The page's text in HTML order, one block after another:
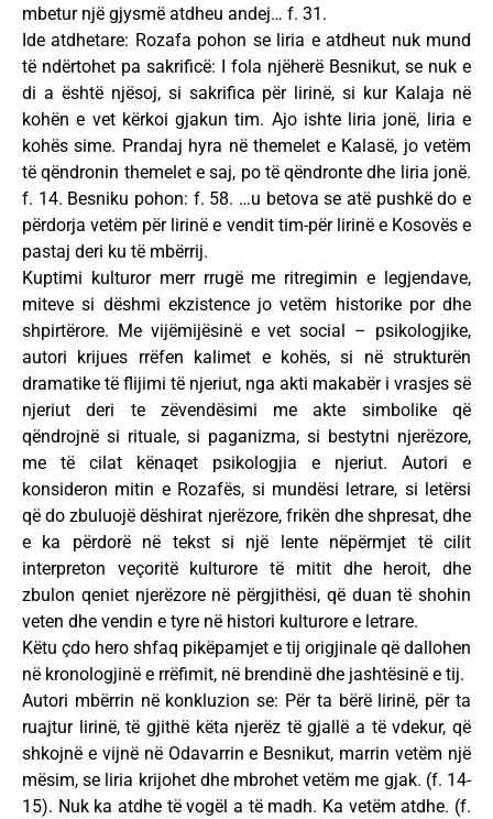
mbetur një gjysmë atdheu andej… f. 31.
Ide atdhetare: Rozafa pohon se liria e atdheut nuk mund
të ndërtohet pa sakrificë: I fola njëherë Besnikut, se nuk e
di a është njësoj, si sakrifica për lirinë, si kur Kalaja në
kohën e vet kërkoi gjakun tim. Ajo ishte liria jonë, liria e
kohës sime. Prandaj hyra në themelet e Kalasë, jo vetëm
të qëndronin themelet e saj, po të qëndronte dhe liria jonë.
f. 14. Besniku pohon: f. 58. …u betova se atë pushkë do e
përdorja vetëm për lirinë e vendit tim-për lirinë e Kosovës e
pastaj deri ku të mbërrij.
Kuptimi kulturor merr rrugë me ritregimin e legjendave,
miteve si dëshmi ekzistence jo vetëm historike por dhe
shpirtërore. Me vijëmijësinë e vet social – psikologjike,
autori krijues rrëfen kalimet e kohës, si në strukturën
dramatike të flijimi të njeriut, nga akti makabër i vrasjes së
njeriut deri te zëvendësimi me akte simbolike që
qëndrojnë si rituale, si paganizma, si bestytni njerëzore,
me të cilat kënaqet psikologjia e njeriut. Autori e
konsideron mitin e Rozafës, si mundësi letrare, si letërsi
që do zbuluojë dëshirat njerëzore, frikën dhe shpresat, dhe
e ka përdorë në tekst si një lente nëpërmjet të cilit
interpreton veçoritë kulturore të mitit dhe heroit, dhe
zbulon qeniet njerëzore në përgjithësi, që duan të shohin
veten dhe vendin e tyre në histori kulturore e letrare.
Këtu çdo hero shfaq pikëpamjet e tij origjinale që dallohen
në kronologjinë e rrëfimit, në brendinë dhe jashtësinë e tij.
Autori mbërrin në konkluzion se: Për ta bërë lirinë, për ta
ruajtur lirinë, të gjithë këta njerëz të gjallë a të vdekur, që
shkojnë e vijnë në Odavarrin e Besnikut, marrin vetëm një
mësim, se liria krijohet dhe mbrohet vetëm me gjak. (f. 14-
15). Nuk ka atdhe të vogël a të madh. Ka vetëm atdhe. (f.